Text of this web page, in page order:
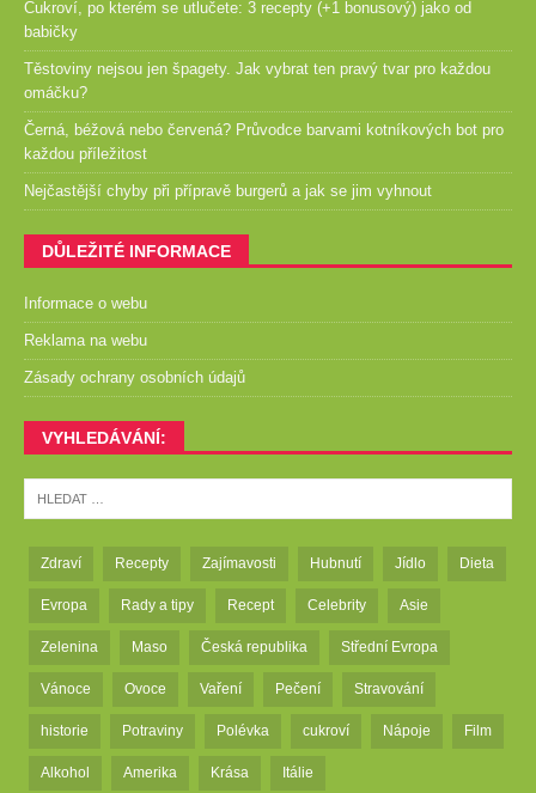
Cukroví, po kterém se utlučete: 3 recepty (+1 bonusový) jako od
babičky
Těstoviny nejsou jen špagety. Jak vybrat ten pravý tvar pro každou
omáčku?
Černá, béžová nebo červená? Průvodce barvami kotníkových bot pro
každou příležitost
Nejčastější chyby při přípravě burgerů a jak se jim vyhnout
DŮLEŽITÉ INFORMACE
Informace o webu
Reklama na webu
Zásady ochrany osobních údajů
VYHLEDÁVÁNÍ:
Zdraví Recepty Zajímavosti Hubnutí Jídlo Dieta
Evropa Rady a tipy Recept Celebrity Asie
Zelenina Maso Česká republika Střední Evropa
Vánoce Ovoce Vaření Pečení Stravování
historie Potraviny Polévka cukroví Nápoje Film
Alkohol Amerika Krása Itálie